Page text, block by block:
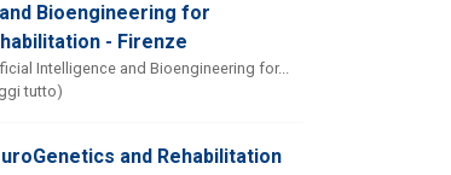
Bioengineering for
- Firenze
Intelligence and Bioengineering for...
tutto)
and Rehabilitation